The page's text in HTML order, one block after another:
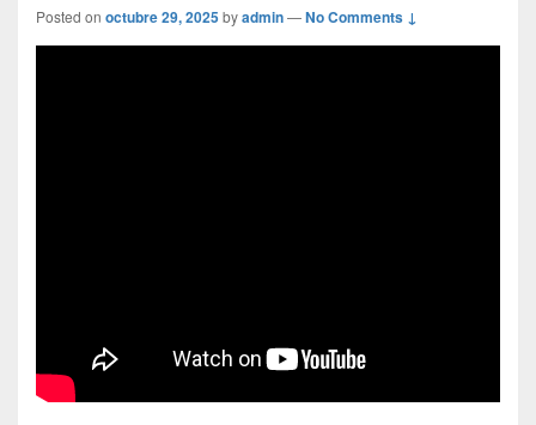
Posted on octubre 29, 2025byadmin—No Comments ↓